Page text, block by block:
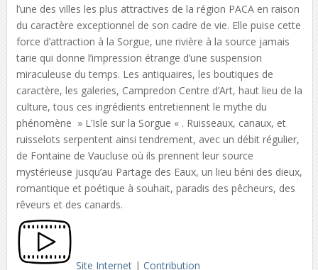
l’une des villes les plus attractives de la région PACA en raison
du caractère exceptionnel de son cadre de vie. Elle puise cette
force d’attraction à la Sorgue, une rivière à la source jamais
tarie qui donne l’impression étrange d’une suspension
miraculeuse du temps. Les antiquaires, les boutiques de
caractère, les galeries, Campredon Centre d’Art, haut lieu de la
culture, tous ces ingrédients entretiennent le mythe du
phénomène » L’Isle sur la Sorgue « . Ruisseaux, canaux, et
ruisselots serpentent ainsi tendrement, avec un débit régulier,
de Fontaine de Vaucluse où ils prennent leur source
mystérieuse jusqu’au Partage des Eaux, un lieu béni des dieux,
romantique et poétique à souhait, paradis des pêcheurs, des
rêveurs et des canards.
Site Internet| Contribution